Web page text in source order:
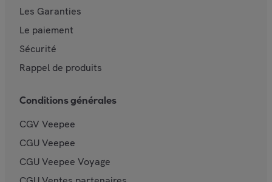
Les Garanties
Le paiement
Sécurité
Rappel de produits
Conditions générales
CGV Veepee
CGU Veepee
CGU Veepee Voyage